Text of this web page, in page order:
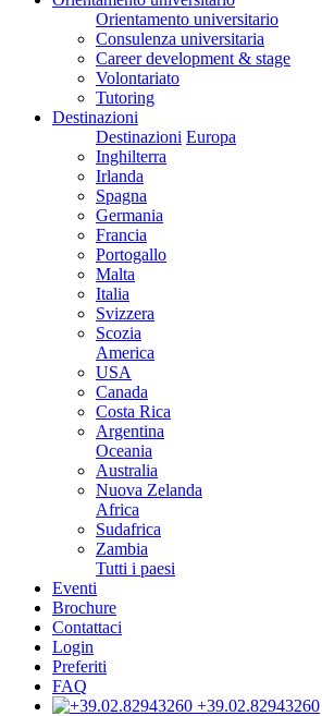
Orientamento universitario
Consulenza universitaria
Career development & stage
Volontariato
Tutoring
Destinazioni
Destinazioni Europa
Inghilterra
Irlanda
Spagna
Germania
Francia
Portogallo
Malta
Italia
Svizzera
Scozia
America
USA
Canada
Costa Rica
Argentina
Oceania
Australia
Nuova Zelanda
Africa
Sudafrica
Zambia
Tutti i paesi
Eventi
Brochure
Contattaci
Login
Preferiti
FAQ
+39.02.82943260